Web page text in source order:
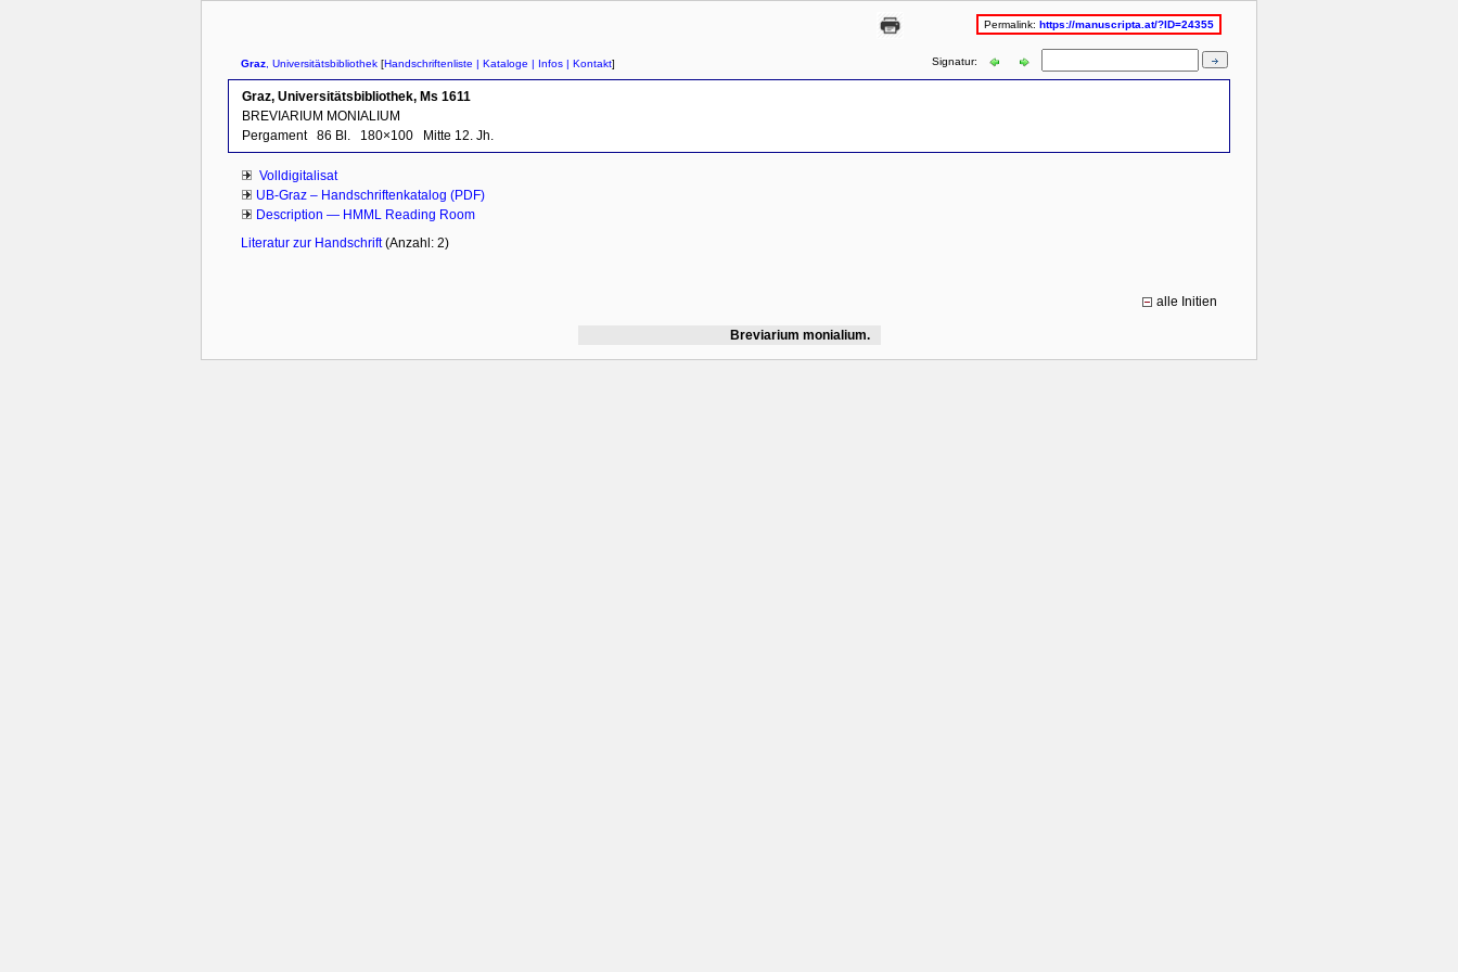
Permalink:https://manuscripta.at/?ID=24355
Graz , Universitätsbibliothek [Handschriftenliste | Kataloge | Infos | Kontakt] Signatur:
Graz, Universitätsbibliothek, Ms 1611
BREVIARIUM MONIALIUM
Pergament
86 Bl. 180×100 Mitte 12. Jh.
Volldigitalisat
UB-Graz – Handschriftenkatalog (PDF)
Description — HMML Reading Room
Literatur zur Handschrift(Anzahl: 2)
alle Initien
Breviarium monialium.